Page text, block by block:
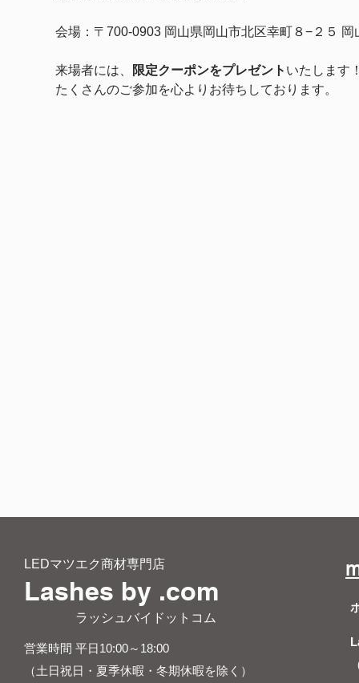
会場：〒700-0903 岡山県岡山市北区幸町８−２５
来場者には、 限定クーポンをプレゼント いたします
たくさんのご参加を心よりお待ちしております。
LEDマツエク商材専門店
Lashes by .com
​ ラッシュバイドットコム
営業時間 平日10:00～18:00
（土日祝日・夏季休暇・冬期休暇を除く）